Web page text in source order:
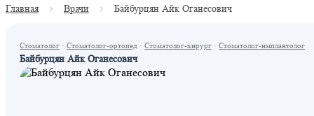
Главная Врачи Байбурцян Айк Оганесович
Стоматолог · Стоматолог-ортопед · Стоматолог-хирург · Стоматолог-имплантолог
Байбурцян Айк Оганесович